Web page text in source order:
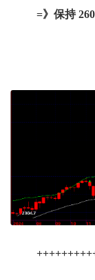
=》保持